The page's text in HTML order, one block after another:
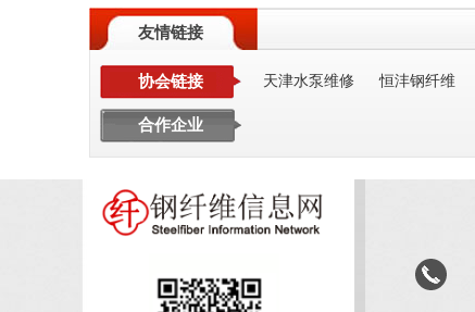
友情链接
协会链接
合作企业
天津水泵维修 恒沣钢纤维